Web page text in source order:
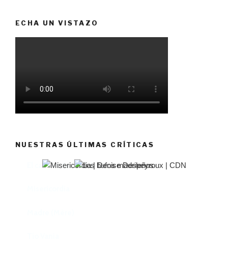
ECHA UN VISTAZO
NUESTRAS ÚLTIMAS CRÍTICAS
El castillo de Lindabridis